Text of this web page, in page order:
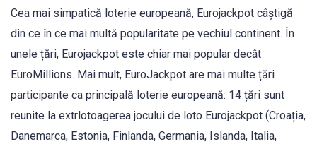
Cea mai simpatică loterie europeană, Eurojackpot câștigă
din ce în ce mai multă popularitate pe vechiul continent. În
unele țări, Eurojackpot este chiar mai popular decât
EuroMillions. Mai mult, EuroJackpot are mai multe țări
participante ca principală loterie europeană: 14 țări sunt
reunite la extrlotoagerea jocului de loto Eurojackpot (Croația,
Danemarca, Estonia, Finlanda, Germania, Islanda, Italia,